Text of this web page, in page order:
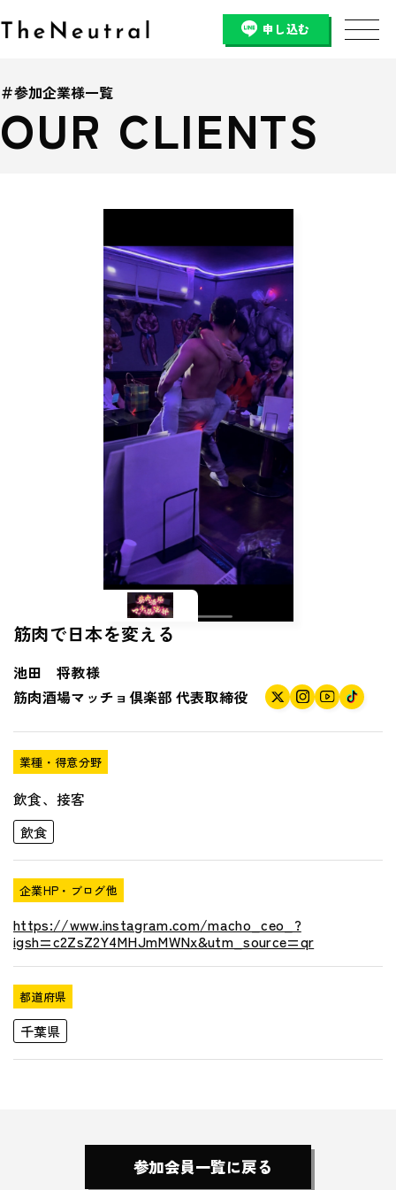
申し込む
＃参加企業様一覧
OUR CLIENTS
筋肉で日本を変える
池田 将教様
筋肉酒場マッチョ倶楽部 代表取締役
業種・得意分野
飲食、接客
飲食
企業HP・ブログ他
https://www.instagram.com/macho_ceo_?
igsh=c2ZsZ2Y4MHJmMWNx&utm_source=qr
都道府県
千葉県
参加会員一覧に戻る